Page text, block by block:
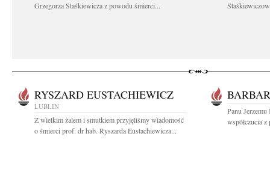
Grzegorza Staśkiewicza z powodu śmierci...
RYSZARD EUSTACHIEWICZ
LUBLIN
Z wielkim żalem i smutkiem przyjęliśmy wiadomość
o śmierci prof. dr hab. Ryszarda Eustachiewicza...
Panu
współczucia